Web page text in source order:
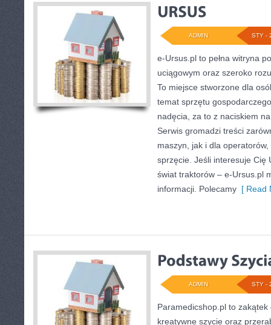
STY -
ADMIN
e-Ursus.pl to pełna witryna
uciągowym oraz szeroko
To miejsce stworzone dla
temat sprzętu
nadęcia, za to z naciskiem
Serwis gromadzi treści
maszyn, jak i dla operatorów,
sprzęcie. Jeśli interesuje Cię
świat traktorów – e-Ursus.pl
informacji. Polecamy [ Read
STY -
ADMIN
Paramedicshop.pl to
kreatywne szycie oraz